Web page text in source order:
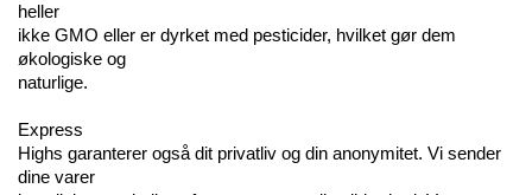
heller
ikke GMO eller er dyrket med pesticider, hvilket gør dem
økologiske og
naturlige.
Express
Highs garanterer også dit privatliv og din anonymitet. Vi sender
dine varer